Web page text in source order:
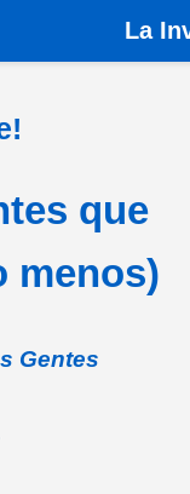
Capítulo 6 - Fuentes
La
que
menos)
Gentes